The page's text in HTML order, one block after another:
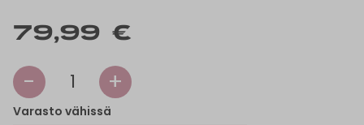
79,99 €
- 1 +
Varasto vähissä